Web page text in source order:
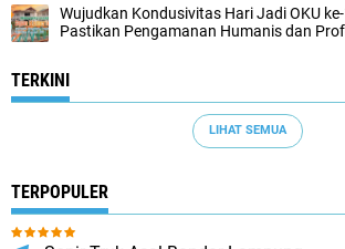
Wujudkan Kondusivitas Hari Jadi OKU
Pastikan Pengamanan Humanis dan
TERKINI
LIHAT SEMUA
TERPOPULER